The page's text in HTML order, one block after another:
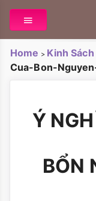
Home > Kinh
Cua-Bon-
Ý
BỔN